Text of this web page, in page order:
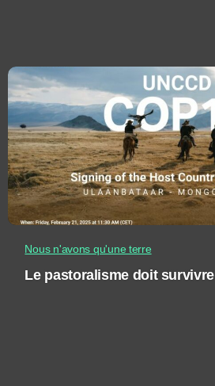
Nous n'avons qu'une terre
Le pastoralisme doit survivre